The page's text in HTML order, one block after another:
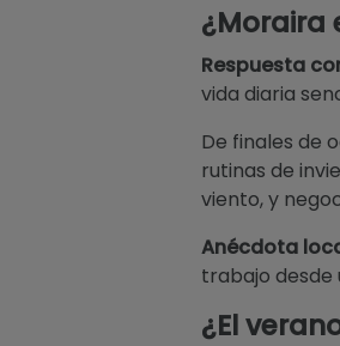
¿Moraira
Respuesta
vida diaria
De finales de
rutinas de
viento, y
Anécdota
trabajo desde
¿El